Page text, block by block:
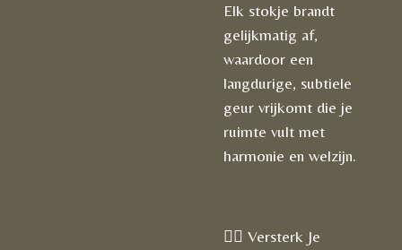
Elk stokje brandt
gelijkmatig af,
waardoor een
langdurige, subtiele
geur vrijkomt die je
ruimte vult met
harmonie en welzijn.
🧘‍♀️ Versterk Je